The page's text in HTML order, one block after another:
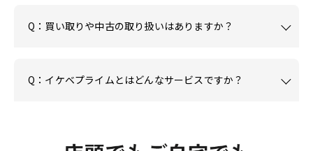
Q：買い取りや中古の取り扱いはありますか？
Q：イケベプライムとはどんなサービスですか？